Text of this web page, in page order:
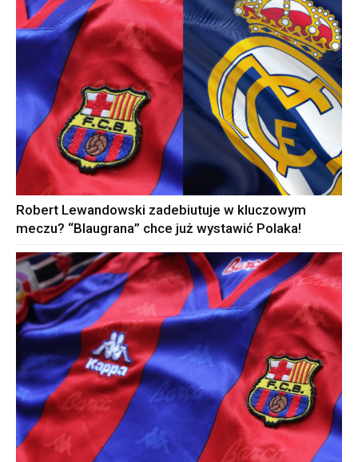
Robert Lewandowski zadebiutuje w kluczowym
meczu? “Blaugrana” chce już wystawić Polaka!